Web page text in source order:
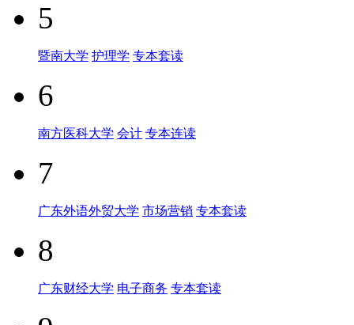
5
暨南大学 护理学 专本套读
6
南方医科大学 会计 专本连读
7
广东外语外贸大学 市场营销 专本套读
8
广东财经大学 电子商务 专本套读